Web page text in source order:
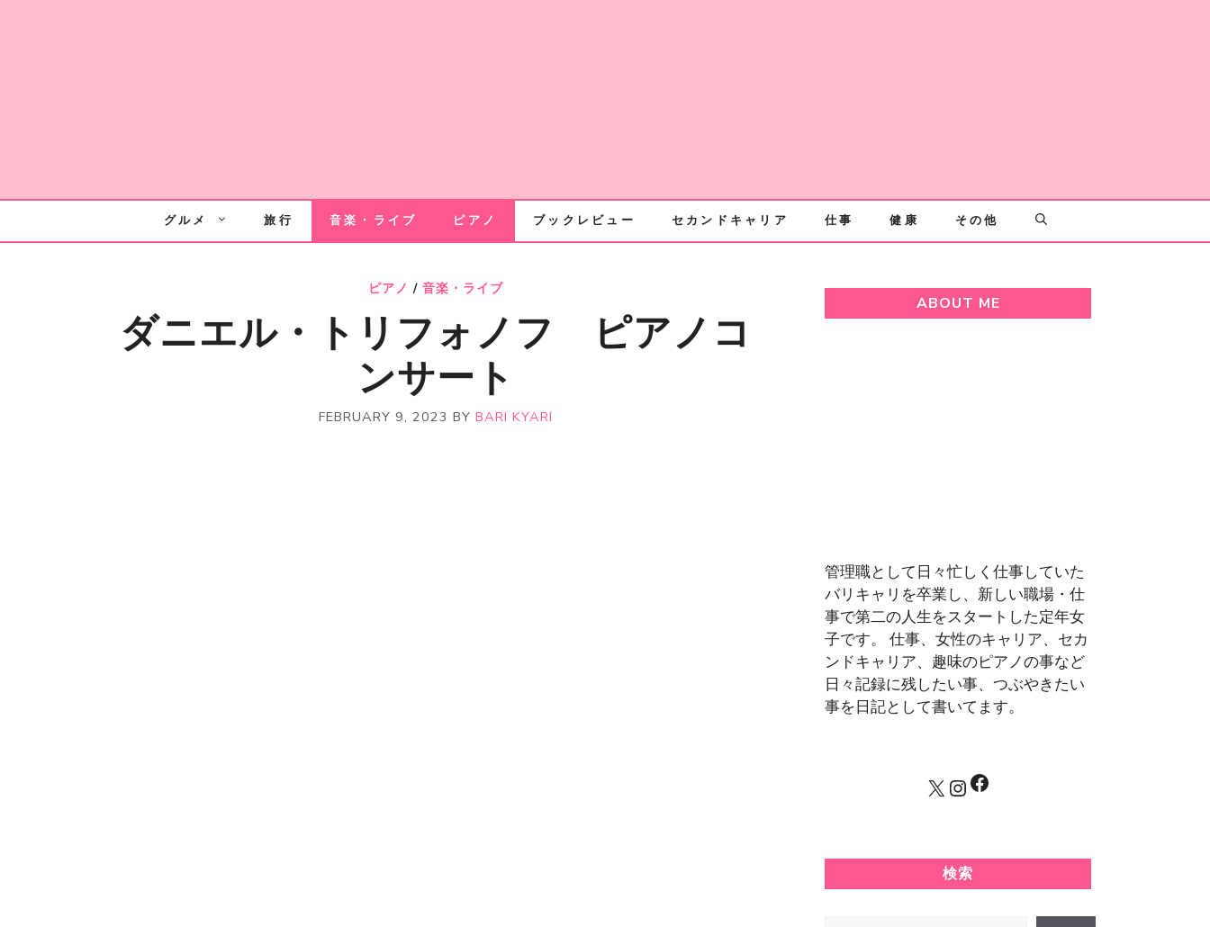
グルメ 旅行 音楽・ライブ ピアノ ブックレビュー セカンドキャリア 仕事 健康 その他
ピアノ / 音楽・ライブ
ダニエル・トリフォノフ ピアノコ
ンサート
FEBRUARY 9, 2023 BY BARI KYARI
ABOUT ME
管理職として日々忙しく仕事していた
バリキャリを卒業し、新しい職場・仕
事で第二の人生をスタートした定年女
子です。 仕事、女性のキャリア、セカ
ンドキャリア、趣味のピアノの事など
日々記録に残したい事、つぶやきたい
事を日記として書いてます。
X Instagram
Facebook
検索